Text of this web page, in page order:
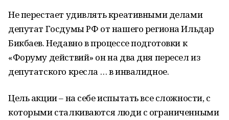
Не перестает удивлять креативными делами
депутат Госдумы РФ от нашего региона Ильдар
Бикбаев. Недавно в процессе подготовки к
«Форуму действий» он на два дня пересел из
депутатского кресла … в инвалидное.
Цель акции – на себе испытать все сложности, с
которыми сталкиваются люди с ограниченными